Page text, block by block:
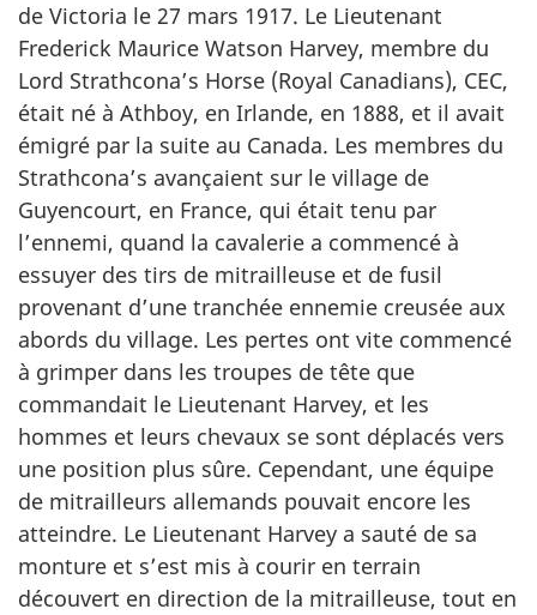
de Victoria le 27 mars 1917. Le Lieutenant
Frederick Maurice Watson Harvey, membre du
Lord Strathcona’s Horse (Royal Canadians), CEC,
était né à Athboy, en Irlande, en 1888, et il avait
émigré par la suite au Canada. Les membres du
Strathcona’s avançaient sur le village de
Guyencourt, en France, qui était tenu par
l’ennemi, quand la cavalerie a commencé à
essuyer des tirs de mitrailleuse et de fusil
provenant d’une tranchée ennemie creusée aux
abords du village. Les pertes ont vite commencé
à grimper dans les troupes de tête que
commandait le Lieutenant Harvey, et les
hommes et leurs chevaux se sont déplacés vers
une position plus sûre. Cependant, une équipe
de mitrailleurs allemands pouvait encore les
atteindre. Le Lieutenant Harvey a sauté de sa
monture et s’est mis à courir en terrain
découvert en direction de la mitrailleuse, tout en